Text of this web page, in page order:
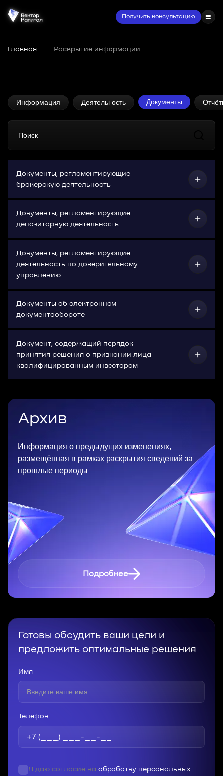
Получить консультацию
Главная Раскрытие информации
Информация Деятельность Документы
Документы, регламентирующие
брокерскую деятельность
Документы, регламентирующие
депозитарную деятельность
Документы, регламентирующие
деятельность по доверительному
управлению
Документы об электронном
документообороте
Документ, содержащий порядок
принятия решения о признании лица
квалифицированным инвестором
Архив
Информация о предыдущих изменениях,
размещённая в рамках раскрытия сведений за
прошлые периоды
Подробнее
Готовы обсудить ваши цели и
предложить оптимальные решения
Имя
Телефон
Я даю согласие на обработку персональных